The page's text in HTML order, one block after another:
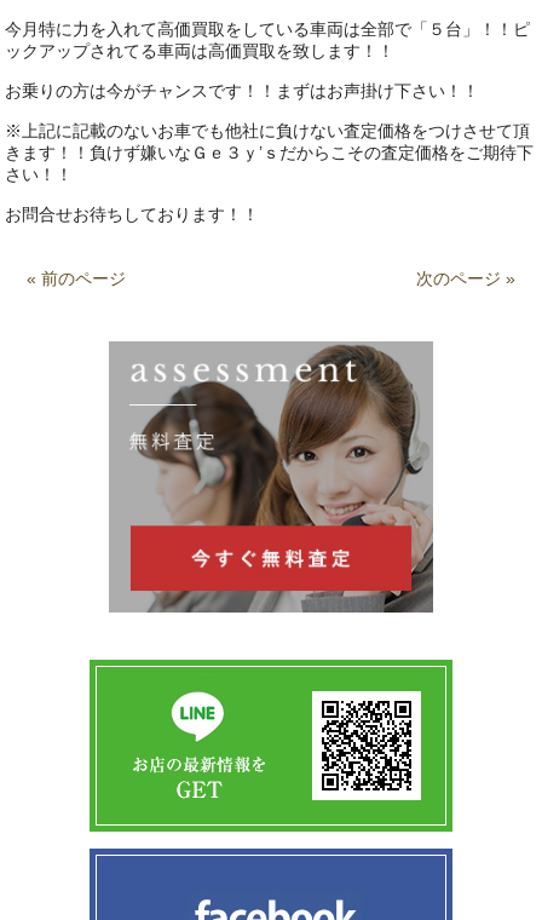
今月特に力を入れて高価買取をしている車両は全部で「５台」！！ピ
ックアップされてる車両は高価買取を致します！！
お乗りの方は今がチャンスです！！まずはお声掛け下さい！！
※上記に記載のないお車でも他社に負けない査定価格をつけさせて頂
きます！！負けず嫌いなＧｅ３ｙ’ｓだからこその査定価格をご期待下
さい！！
お問合せお待ちしております！！
« 前のページ 次のページ »